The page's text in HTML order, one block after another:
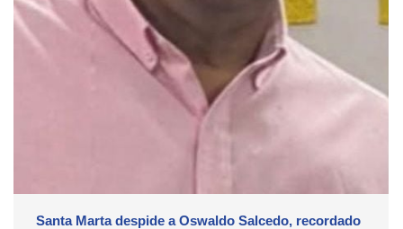
Santa Marta despide a Oswaldo Salcedo, recordado